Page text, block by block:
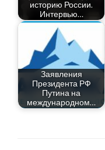
историю России.
Интервью…
Заявления
Президента РФ
Путина на
международном…